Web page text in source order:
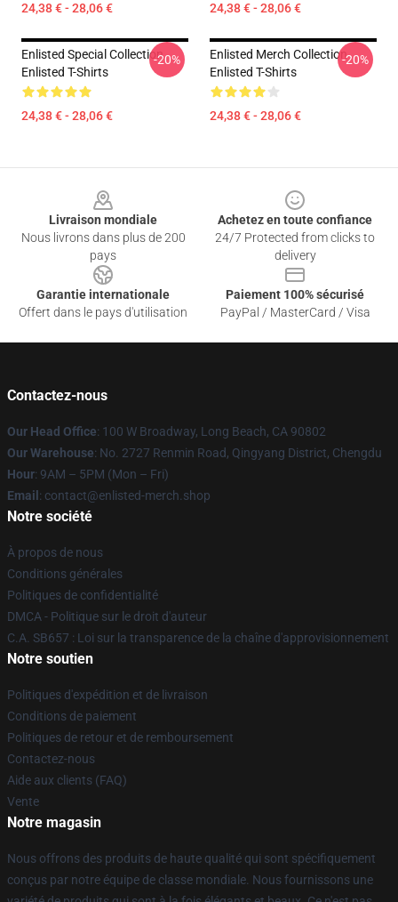
24,38 € - 28,06 € 24,38 € - 28,06 €
Enlisted Special Collection
Enlisted T-Shirts
24,38 € - 28,06 €
-20%
Enlisted Merch Collection
Enlisted T-Shirts
24,38 € - 28,06 €
-20%
Livraison mondiale
Nous livrons dans plus de 200
pays
Achetez en toute confiance
24/7 Protected from clicks to
delivery
Garantie internationale
Offert dans le pays d'utilisation
Paiement 100% sécurisé
PayPal / MasterCard / Visa
Contactez-nous
Our Head Office: 100 W Broadway, Long Beach, CA 90802
Our Warehouse: No. 2727 Renmin Road, Qingyang District, Chengdu
Hour: 9AM – 5PM (Mon – Fri)
Email : contact@enlisted-merch.shop
Notre société
À propos de nous
Conditions générales
Politiques de confidentialité
DMCA - Politique sur le droit d'auteur
C.A. SB657 : Loi sur la transparence de la chaîne d'approvisionnement
Notre soutien
Politiques d'expédition et de livraison
Conditions de paiement
Politiques de retour et de remboursement
Contactez-nous
Aide aux clients (FAQ)
Vente
Notre magasin
Nous offrons des produits de haute qualité qui sont spécifiquement
conçus par notre équipe de classe mondiale. Nous fournissons une